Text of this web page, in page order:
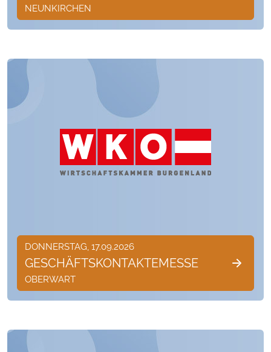
NEUNKIRCHEN
DONNERSTAG, 17.09.2026
GESCHÄFTSKONTAKTEMESSE
OBERWART